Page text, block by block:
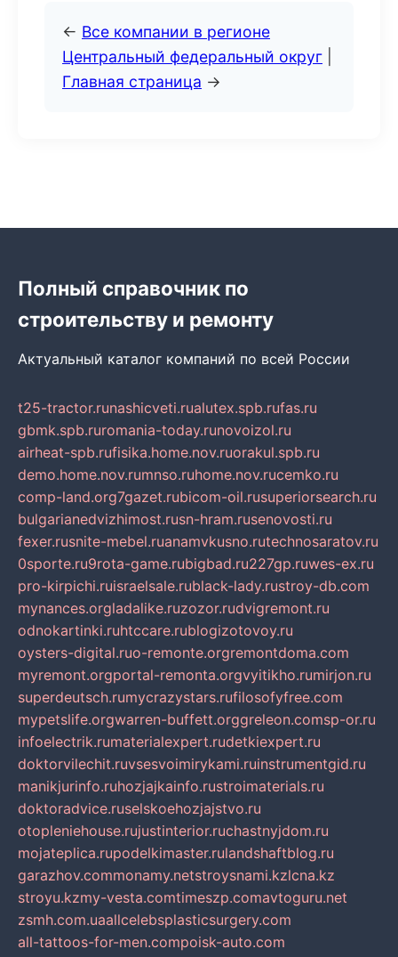
← Все компании в регионе
Центральный федеральный округ
Главная страница →
Полный справочник по
строительству и ремонту
Актуальный каталог компаний по всей России
t25-tractor.runashicveti.rualutex.spb.rufas.ru
gbmk.spb.ruromania-today.runovoizol.ru
airheat-spb.rufisika.home.nov.ruorakul.spb.ru
demo.home.nov.rumnso.ruhome.nov.rucemko.ru
comp-land.org7gazet.rubicom-oil.rusuperiorsearch.ru
bulgarianedvizhimost.rusn-hram.rusenovosti.ru
fexer.rusnite-mebel.ruanamvkusno.rutechnosaratov.ru
0sporte.ru9rota-game.rubigbad.ru227gp.ruwes-ex.ru
pro-kirpichi.ruisraelsale.rublack-lady.rustroy-db.com
mynances.orgladalike.ruzozor.rudvigremont.ru
odnokartinki.ruhtccare.rublogizotovoy.ru
oysters-digital.ruo-remonte.orgremontdoma.com
myremont.orgportal-remonta.orgvyitikho.rumirjon.ru
superdeutsch.rumycrazystars.rufilosofyfree.com
mypetslife.orgwarren-buffett.orggreleon.comsp-or.ru
infoelectrik.rumaterialexpert.rudetkiexpert.ru
doktorvilechit.ruvsesvoimirykami.ruinstrumentgid.ru
manikjurinfo.ruhozjajkainfo.rustroimaterials.ru
doktoradvice.ruselskoehozjajstvo.ru
otopleniehouse.rujustinterior.ruchastnyjdom.ru
mojateplica.rupodelkimaster.rulandshaftblog.ru
garazhov.commonamy.netstroysnami.kzlcna.kz
stroyu.kzmy-vesta.comtimeszp.comavtoguru.net
zsmh.com.uaallcelebsplasticsurgery.com
all-tattoos-for-men.compoisk-auto.com